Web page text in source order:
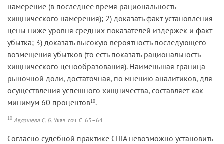
намерение (в последнее время рациональность
хищнического намерения); 2) доказать факт установления
цены ниже уровня средних показателей издержек и факт
убытка; 3) доказать высокую вероятность последующего
возмещения убытков (то есть показать рациональность
хищнического ценообразования). Наименьшая граница
рыночной доли, достаточная, по мнению аналитиков, для
осуществления успешного хищничества, составляет как
минимум 60 процентов10.
10 Авдашева С. Б. Указ. соч. С. 63–64.
Согласно судебной практике США невозможно установить